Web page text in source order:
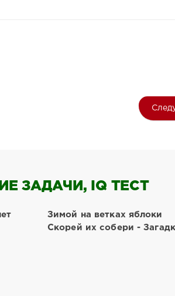
ЗАДАЧИ, IQ ТЕСТ
Зимой на ветках яблоки
Скорей их собери -